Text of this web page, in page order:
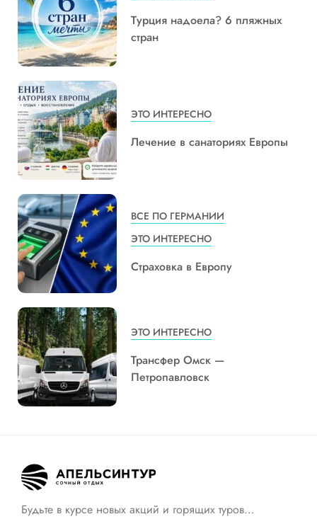
Турция надоела? 6 пляжных
стран
ЭТО ИНТЕРЕСНО
Лечение в санаториях Европы
ВСЕ ПО ГЕРМАНИИ
ЭТО ИНТЕРЕСНО
Страховка в Европу
ЭТО ИНТЕРЕСНО
Трансфер Омск —
Петропавловск
Будьте в курсе новых акций и горящих туров…